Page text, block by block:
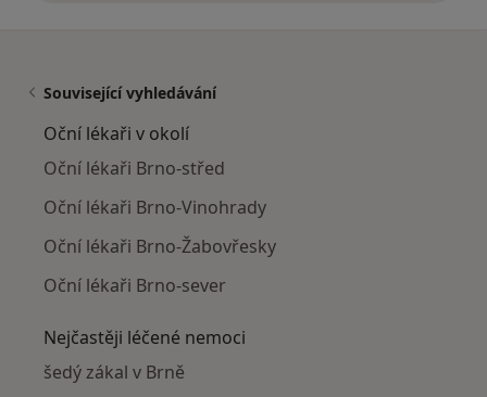
Související vyhledávání
Oční lékaři v okolí
Oční lékaři Brno-střed
Oční lékaři Brno-Vinohrady
Oční lékaři Brno-Žabovřesky
Oční lékaři Brno-sever
Nejčastěji léčené nemoci
šedý zákal v Brně